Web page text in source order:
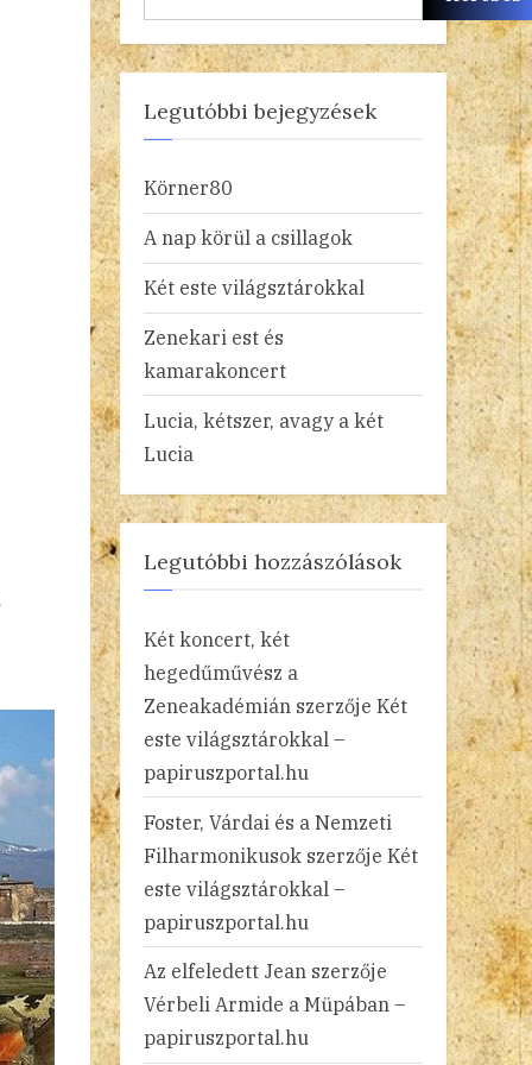
Legutóbbi bejegyzések
Körner80
A nap körül a csillagok
Két este világsztárokkal
Zenekari est és
kamarakoncert
Lucia, kétszer, avagy a két
Lucia
Legutóbbi hozzászólások
Két koncert, két
hegedűművész a
Zeneakadémián szerzője Két
este világsztárokkal –
papiruszportal.hu
Foster, Várdai és a Nemzeti
Filharmonikusok szerzője Két
este világsztárokkal –
papiruszportal.hu
Az elfeledett Jean szerzője
Vérbeli Armide a Müpában –
papiruszportal.hu